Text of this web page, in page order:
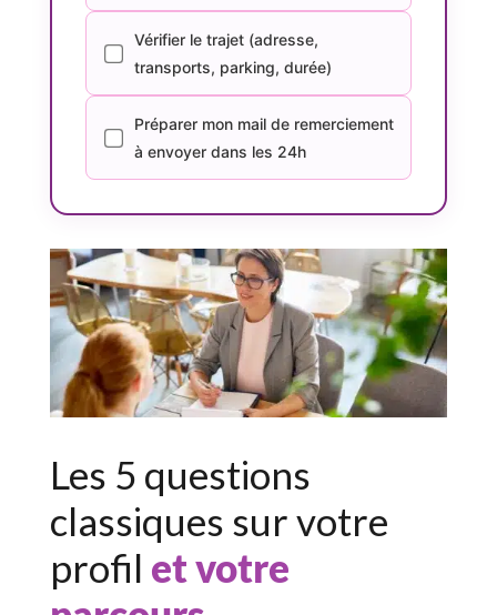
Vérifier le trajet (adresse,
transports, parking, durée)
Préparer mon mail de remerciement
à envoyer dans les 24h
Les 5 questions
classiques sur votre
profil et votre